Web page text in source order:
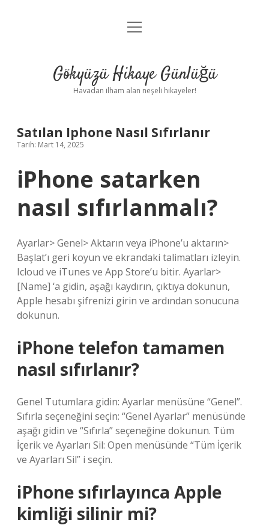
Anasayfa
Yasal Uyarı
menüyü
Gökyüzü Hikaye Günlüğü
Havadan ilham alan neşeli hikayeler!
Satılan Iphone Nasıl Sıfırlanır
Tarih: Mart 14, 2025
iPhone satarken
nasıl sıfırlanmalı?
Ayarlar> Genel> Aktarın veya iPhone’u aktarın>
Başlat’ı geri koyun ve ekrandaki talimatları izleyin.
Icloud ve iTunes ve App Store’u bitir. Ayarlar>
[Name] ‘a gidin, aşağı kaydırın, çıktıya dokunun,
Apple hesabı şifrenizi girin ve ardından sonucuna
dokunun.
iPhone telefon tamamen
nasıl sıfırlanır?
Genel Tutumlara gidin: Ayarlar menüsüne “Genel”.
Sıfırla seçeneğini seçin: “Genel Ayarlar” menüsünde
aşağı gidin ve “Sıfırla” seçeneğine dokunun. Tüm
İçerik ve Ayarları Sil: Open menüsünde “Tüm İçerik
ve Ayarları Sil” i seçin.
iPhone sıfırlayınca Apple
kimliği silinir mi?